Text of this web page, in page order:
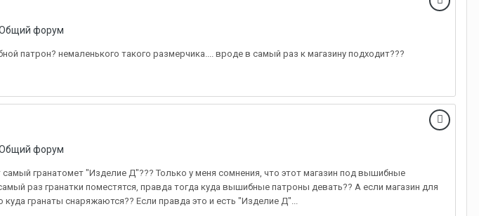
форум
патрон? немаленького такого размерчика.... вроде в самый раз к магазину подходит???
форум
гранатомет "Изделие Д"??? Только у меня сомнения, что этот магазин под вышибные
раз гранатки поместятся, правда тогда куда вышибные патроны девать?? А если магазин для
гранаты снаряжаются?? Если правда это и есть "Изделие Д"...